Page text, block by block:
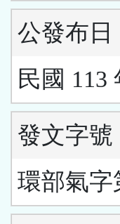
公發布日
民國 113
發文字號
環部氣字